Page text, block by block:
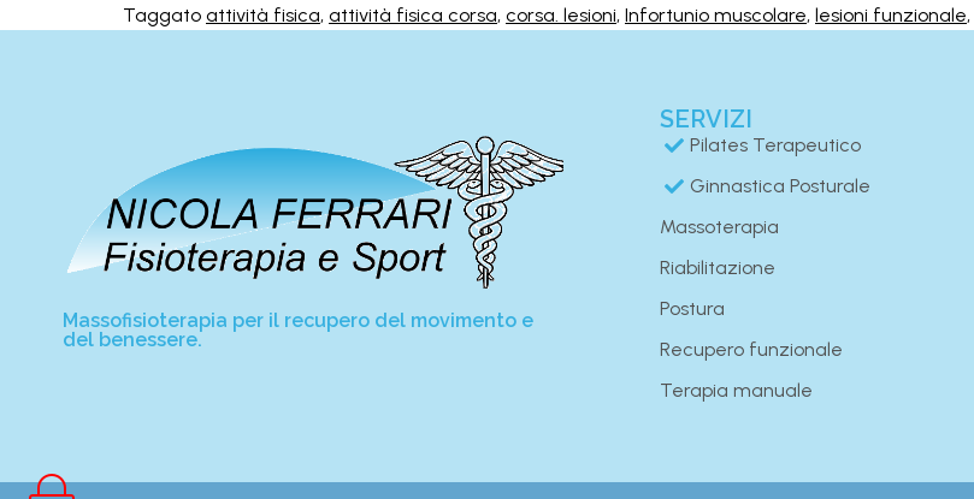
Taggato attività fisica, attività fisica corsa, corsa. lesioni, Infortunio muscolare, lesioni funzionale,
Massofisioterapia per il recupero del movimento e
del benessere.
SERVIZI
Pilates Terapeutico
Ginnastica Posturale
Massoterapia
Riabilitazione
Postura
Recupero funzionale
Terapia manuale